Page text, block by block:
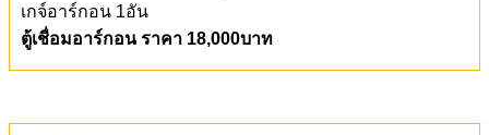
เกจ์อาร์กอน 1อัน
ตู้เชื่อมอาร์กอน ราคา 18,000บาท